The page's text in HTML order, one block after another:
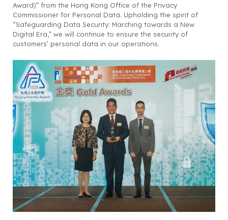
Award)” from the Hong Kong Office of the Privacy
Commissioner for Personal Data. Upholding the spirit of
“Safeguarding Data Security: Marching towards a New
Digital Era,” we will continue to ensure the security of
customers’ personal data in our operations.